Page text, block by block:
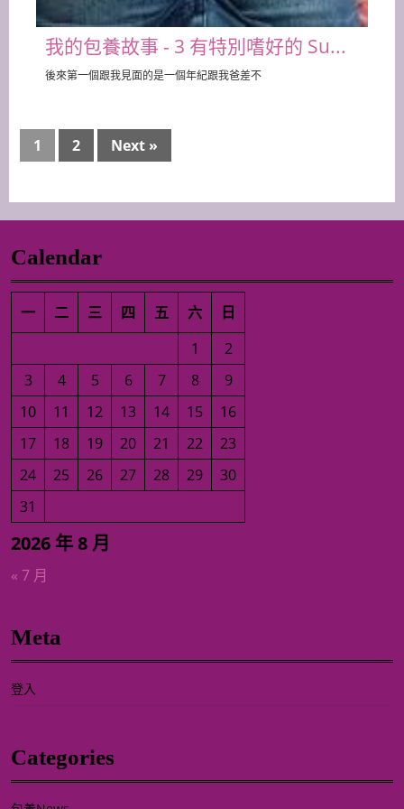
我的包養故事 - 3 有特別嗜好的 Su...
後來第一個跟我見面的是一個年紀跟我爸差不
1 2 Next »
Calendar
2026 年 8 月
一 二 三 四 五 六
日
1
2
3
4 5 6 7 8
9
10
11 12 13 14 15
16
17
18 19 20 21 22
23
24
25 26 27 28 29
30
31
« 7 月
Meta
登入
Categories